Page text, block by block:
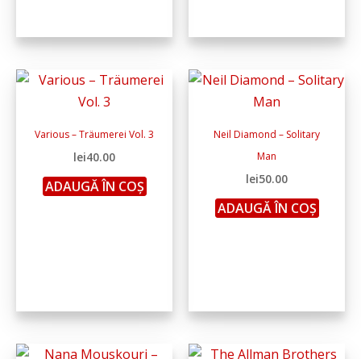
Various – Träumerei Vol. 3
lei40.00
ADAUGĂ ÎN COȘ
Neil Diamond – Solitary
Man
lei50.00
ADAUGĂ ÎN COȘ